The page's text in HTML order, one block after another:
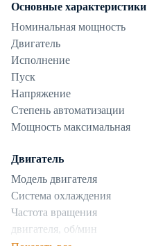
Основные характеристики
Номинальная мощность
Двигатель
Исполнение
Пуск
Напряжение
Степень автоматизации
Мощность максимальная
Двигатель
Модель двигателя
Система охлаждения
Частота вращения
двигателя, об/мин